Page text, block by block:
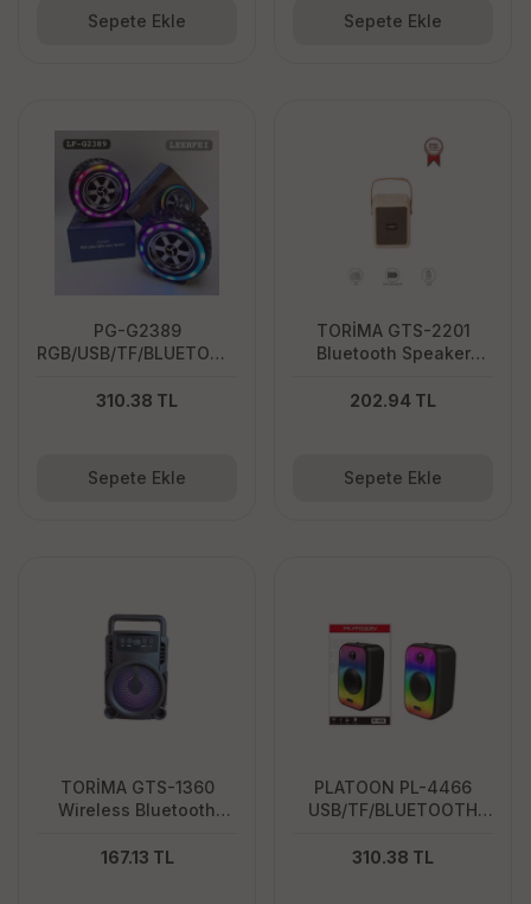
Sepete Ekle Sepete Ekle
PG-G2389
RGB/USB/TF/BLUETOOTH
310.38 TL
Sepete Ekle
TORİMA GTS-2201
Bluetooth Speaker
Girişli Şarjlı Hoparlör
202.94 TL
Sepete Ekle
TORİMA GTS-1360
Wireless Bluetooth
Hoparlör
167.13 TL
PLATOON PL-4466
USB/TF/BLUETOOTH
310.38 TL